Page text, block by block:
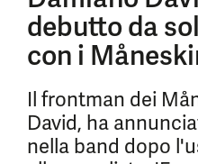
debutto da
con i
Il frontman dei
David, ha
nella band dopo